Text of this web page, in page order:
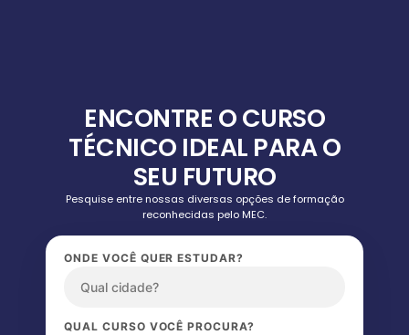
ENCONTRE O CURSO
TÉCNICO IDEAL PARA O
SEU FUTURO
Pesquise entre nossas diversas opções de formação
reconhecidas pelo MEC.
ONDE VOCÊ QUER ESTUDAR?
QUAL CURSO VOCÊ PROCURA?